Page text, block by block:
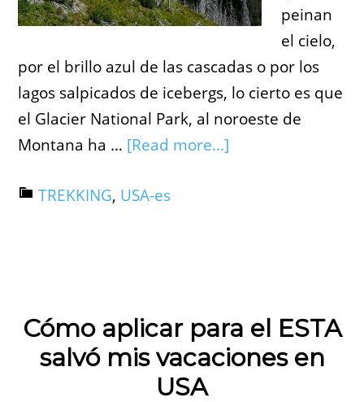
peinan
el cielo,
por el brillo azul de las cascadas o por los
lagos salpicados de icebergs, lo cierto es que
el Glacier National Park, al noroeste de
Montana ha … [Read more...]
TREKKING, USA-es
Cómo aplicar para el ESTA
salvó mis vacaciones en
USA